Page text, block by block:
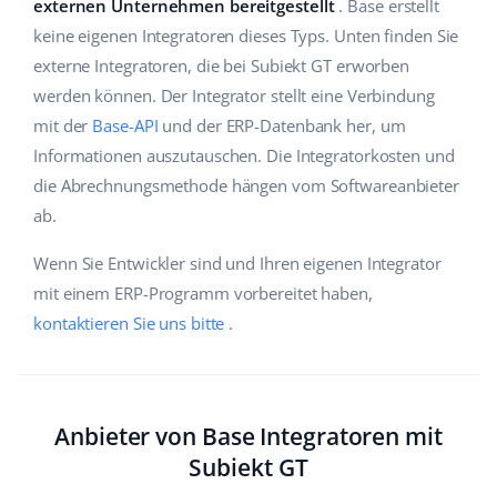
Marktplatz-Manager
Workflow-Automatisierung
Versandmanagement
Preisautomatisierung
Ecosystem
Base Connect
Produkte für Kinder
Elektronik
Autoteile
Supermarkt
Health & Beauty
Mode
Hilfe
Akademie
Marketplace Ebook
Blog
Dienstleistungen
Systemimplementierungen
Base.com Audit
english (GB)
english (IN)
čeština
Ελληνικά
español (AR)
Français
externen Unternehmen bereitgestellt. Base erstellt
keine eigenen Integratoren dieses Typs. Unten finden Sie
externe Integratoren, die bei Subiekt GT erworben
werden können. Der Integrator stellt eine Verbindung
mit der Base-API und der ERP-Datenbank her, um
Informationen auszutauschen. Die Integratorkosten und
die Abrechnungsmethode hängen vom Softwareanbieter
ab.
Wenn Sie Entwickler sind und Ihren eigenen Integrator
mit einem ERP-Programm vorbereitet haben,
kontaktieren Sie uns bitte .
Anbieter von Base Integratoren mit
Subiekt GT